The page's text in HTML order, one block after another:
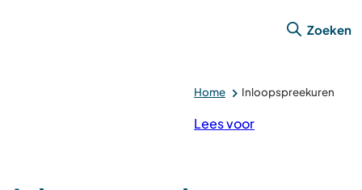
Zoeken
Home Inloopspreekuren
Lees voor